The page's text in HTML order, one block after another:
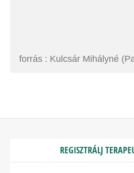
forrás : Kulcsár Mihályné
REGISZTRÁLJ